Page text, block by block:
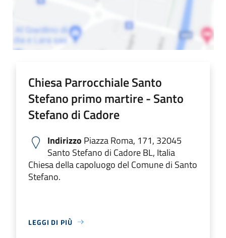
Chiesa Parrocchiale Santo
Stefano primo martire - Santo
Stefano di Cadore
Indirizzo Piazza Roma, 171, 32045
Santo Stefano di Cadore BL, Italia
Chiesa della capoluogo del Comune di Santo
Stefano.
LEGGI DI PIÙ